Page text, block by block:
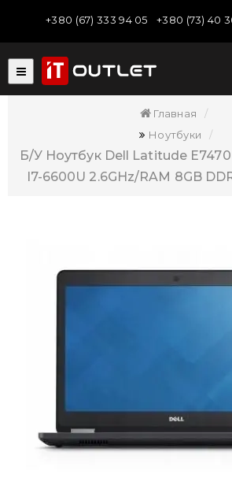
+380 (67) 333 94 05 +380 (73) 40
Главная
Ноутбуки
Б/У Ноутбук Dell Latitude
I7-6600U 2.6GHz/RAM 8GB